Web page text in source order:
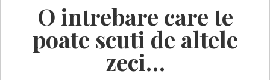
O intrebare care te
poate scuti de altele
zeci…